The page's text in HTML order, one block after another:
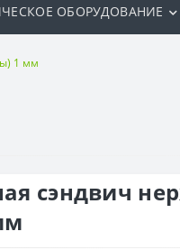
ОБОРУДОВАНИЕ
1 мм
сэндвич